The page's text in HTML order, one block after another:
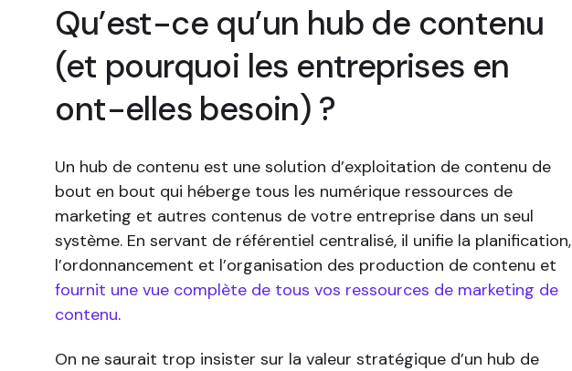
Qu’est-ce qu’un hub de contenu
(et pourquoi les entreprises en
ont-elles besoin) ?
Un hub de contenu est une solution d’exploitation de contenu de
bout en bout qui héberge tous les numérique ressources de
marketing et autres contenus de votre entreprise dans un seul
système. En servant de référentiel centralisé, il unifie la planification,
l’ordonnancement et l’organisation des production de contenu et
fournit une vue complète de tous vos ressources de marketing de
contenu.
On ne saurait trop insister sur la valeur stratégique d’un hub de